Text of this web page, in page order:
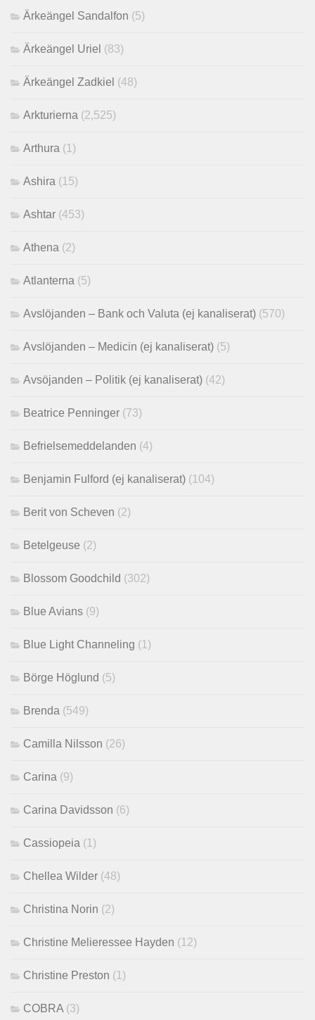
Ärkeängel Sandalfon (5)
Ärkeängel Uriel (83)
Ärkeängel Zadkiel (48)
Arkturierna (2,525)
Arthura (1)
Ashira (15)
Ashtar (453)
Athena (2)
Atlanterna (5)
Avslöjanden – Bank och Valuta (ej kanaliserat) (570)
Avslöjanden – Medicin (ej kanaliserat) (5)
Avsöjanden – Politik (ej kanaliserat) (42)
Beatrice Penninger (73)
Befrielsemeddelanden (4)
Benjamin Fulford (ej kanaliserat) (104)
Berit von Scheven (2)
Betelgeuse (2)
Blossom Goodchild (302)
Blue Avians (9)
Blue Light Channeling (1)
Börge Höglund (5)
Brenda (549)
Camilla Nilsson (26)
Carina (9)
Carina Davidsson (6)
Cassiopeia (1)
Chellea Wilder (48)
Christina Norin (2)
Christine Melieressee Hayden (12)
Christine Preston (1)
COBRA (3)